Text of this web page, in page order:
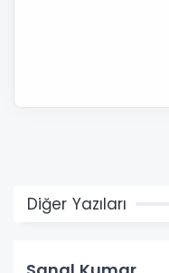
Diğer Yazıları